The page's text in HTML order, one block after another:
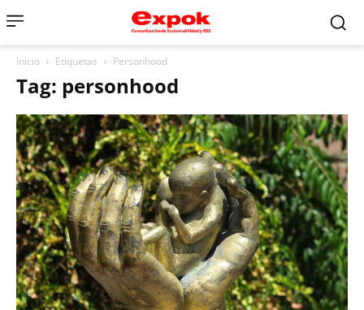
Inicio Etiquetas Personhood
Tag: personhood